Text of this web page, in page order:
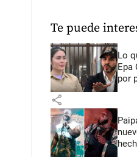
Te puede
Lo
Epa
por
share